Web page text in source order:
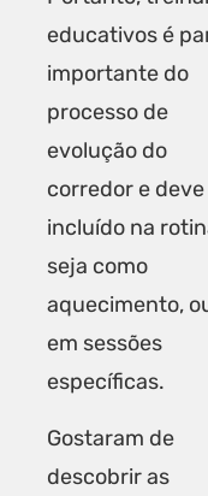
educativos é
importante do
processo de
evolução do
corredor e
incluído na
seja como
aquecimento,
em sessões
específicas.
Gostaram de
descobrir as